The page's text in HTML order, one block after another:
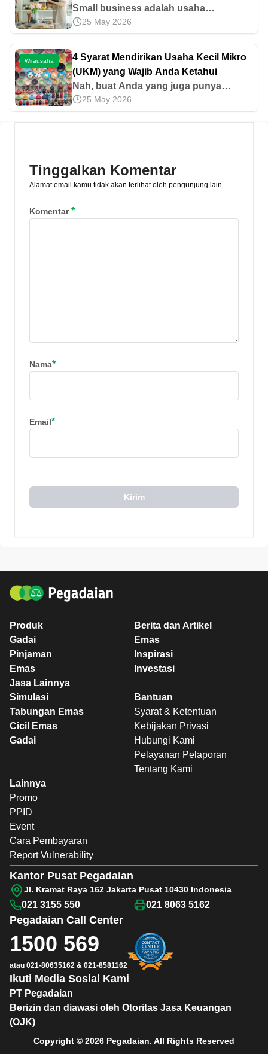
Small business adalah usaha
perseorangan milik pribadi dengan
jumlah pemasukan tahunan lebih
sedikit dari korporasi normal. Simak
informasi lengkapnya di sini!
25 May 2026
Wirausaha
4 Syarat Mendirikan Usaha Kecil Mikro
(UKM) yang Wajib Anda Ketahui
Nah, buat Anda yang juga punya
rencana berbisnis dalam waktu dekat,
berikut ada beberapa syarat mendirikan
25 May 2026
Tinggalkan Komentar
Alamat email kamu tidak akan terlihat oleh pengunjung lain.
Komentar*
Nama*
Email*
Kirim
Produk
Gadai
Pinjaman
Emas
Jasa Lainnya
Berita dan Artikel
Emas
Inspirasi
Investasi
Simulasi
Tabungan Emas
Cicil Emas
Gadai
Bantuan
Syarat & Ketentuan
Kebijakan Privasi
Hubungi Kami
Pelayanan Pelaporan
Tentang Kami
Lainnya
Promo
PPID
Event
Cara Pembayaran
Report Vulnerability
PT Pegadaian
Berizin dan diawasi oleh Otoritas Jasa Keuangan
(OJK)
Ikuti Media Sosial Kami
Pegadaian Call Center
1500 569
atau 021-80635162 & 021-8581162
Kantor Pusat Pegadaian
Jl. Kramat Raya 162 Jakarta Pusat 10430 Indonesia
021 3155 550 021 8063 5162
Copyright © 2026 Pegadaian. All Rights Reserved